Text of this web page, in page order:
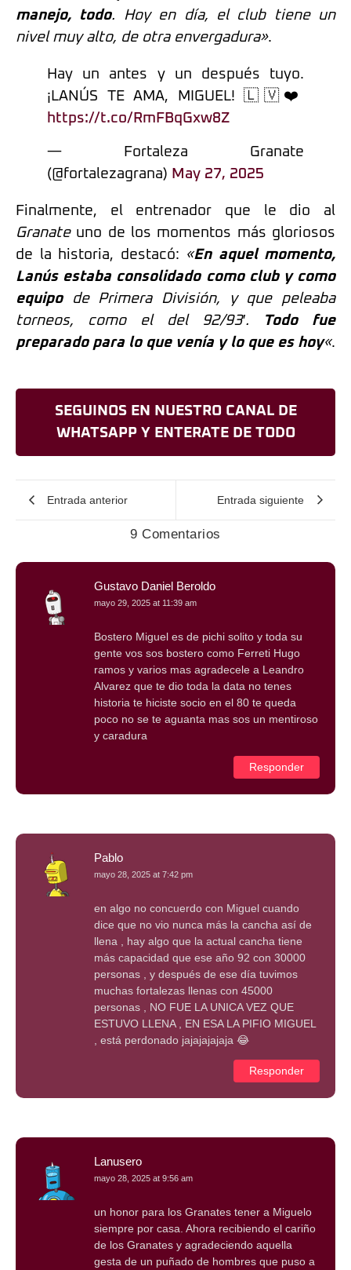
manejo, todo. Hoy en día, el club tiene un
nivel muy alto, de otra envergadura».
Hay un antes y un después tuyo.
¡LANÚS TE AMA, MIGUEL! 🇱🇻❤️
https://t.co/RmFBqGxw8Z
— Fortaleza Granate
(@fortalezagrana) May 27, 2025
Finalmente, el entrenador que le dio al
Granateuno de los momentos más gloriosos
de la historia, destacó: «En aquel momento,
Lanús estaba consolidado como club y como
equipode Primera División, y que peleaba
torneos, como el del 92/93′.
Todo fue
preparado para lo que venía y lo que es hoy«.
SEGUINOS EN NUESTRO CANAL DE
WHATSAPP Y ENTERATE DE TODO
Entrada anterior Entrada siguiente
9 Comentarios
Gustavo Daniel Beroldo
mayo 29, 2025 at 11:39 am
Bostero Miguel es de pichi solito y toda su
gente vos sos bostero como Ferreti Hugo
ramos y varios mas agradecele a Leandro
Alvarez que te dio toda la data no tenes
historia te hiciste socio en el 80 te queda
poco no se te aguanta mas sos un mentiroso
y caradura
Responder
Pablo
mayo 28, 2025 at 7:42 pm
en algo no concuerdo con Miguel cuando
dice que no vio nunca más la cancha así de
llena , hay algo que la actual cancha tiene
más capacidad que ese año 92 con 30000
personas , y después de ese día tuvimos
muchas fortalezas llenas con 45000
personas , NO FUE LA UNICA VEZ QUE
ESTUVO LLENA , EN ESA LA PIFIO MIGUEL
, está perdonado jajajajajaja 😂
Responder
Lanusero
mayo 28, 2025 at 9:56 am
un honor para los Granates tener a Miguelo
siempre por casa. Ahora recibiendo el cariño
de los Granates y agradeciendo aquella
gesta de un puñado de hombres que puso a